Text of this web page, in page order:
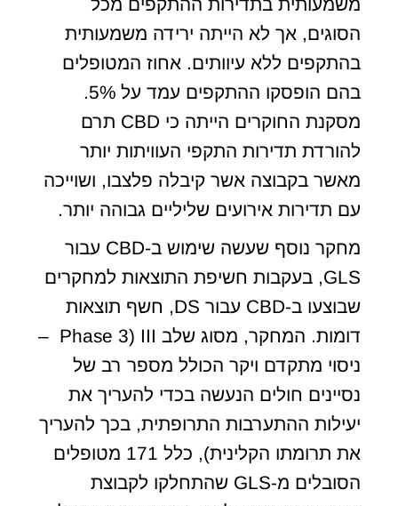
הסוגים, אך לא הייתה ירידה משמעותית
בהתקפים ללא עיוותים. אחוז המטופלים
בהם הופסקו ההתקפים עמד על 5%.
מסקנת החוקרים הייתה כי CBD תרם
להורדת תדירות התקפי העוויתות יותר
מאשר בקבוצה אשר קיבלה פלצבו, ושוייכה
עם תדירות אירועים שליליים גבוהה יותר.
מחקר נוסף שעשה שימוש ב-CBD עבור
GLS, בעקבות חשיפת התוצאות למחקרים
שבוצעו ב-CBD עבור DS, חשף תוצאות
דומות. המחקר, מסוג שלב III (Phase 3 –
ניסוי מתקדם ויקר הכולל מספר רב של
נסיינים חולים הנעשה בכדי להעריך את
יעילות ההתערבות התרופתית, בכך להעריך
את תרומתו הקלינית), כלל 171 מטופלים
הסובלים מ-GLS שהתחלקו לקבוצת